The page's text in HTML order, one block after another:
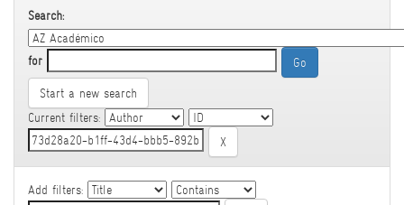
Search:
for
Start a new search
Current filters:
Add filters: